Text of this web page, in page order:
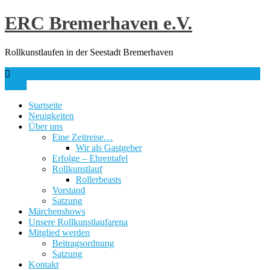
Skip
to
ERC Bremerhaven e.V.
Rollkunstlaufen in der Seestadt Bremerhaven
Startseite
Neuigkeiten
Über uns
Eine Zeitreise…
Wir als Gastgeber
Erfolge – Ehrentafel
Rollkunstlauf
Rollerbeasts
Vorstand
Satzung
Märchenshows
Unsere Rollkunstlaufarena
Mitglied werden
Beitragsordnung
Satzung
Kontakt